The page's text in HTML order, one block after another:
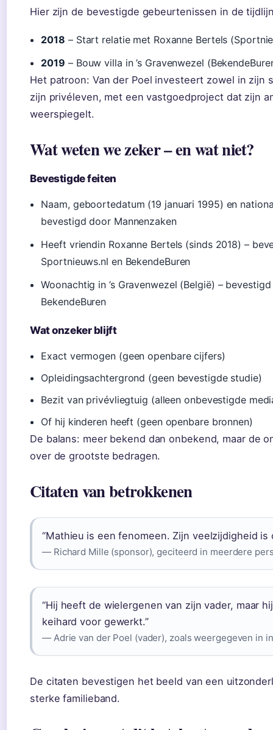
Hier zijn de bevestigde gebeurtenissen in de
2018 – Start relatie met Roxanne Bertels
2019 – Bouw villa in ’s Gravenwezel
Het patroon: Van der Poel investeert zowel in zijn
zijn privéleven, met een vastgoedproject dat zijn
weerspiegelt.
Wat weten we zeker – en wat niet?
Bevestigde feiten
Naam, geboortedatum (19 januari 1995) en
bevestigd door Mannenzaken
Heeft vriendin Roxanne Bertels (sinds 2018) –
Sportnieuws.nl en BekendeBuren
Woonachtig in ’s Gravenwezel (België) –
BekendeBuren
Wat onzeker blijft
Exact vermogen (geen openbare cijfers)
Opleidingsachtergrond (geen bevestigde studie)
Bezit van privévliegtuig (alleen onbevestigde
Of hij kinderen heeft (geen openbare bronnen)
De balans: meer bekend dan onbekend, maar de
over de grootste bedragen.
Citaten van betrokkenen
“Mathieu is een fenomeen. Zijn veelzijdigheid is
— Richard Mille (sponsor), geciteerd in meerdere
“Hij heeft de wielergenen van zijn vader, maar
keihard voor gewerkt.”
— Adrie van der Poel (vader), zoals weergegeven in
De citaten bevestigen het beeld van een
sterke familieband.